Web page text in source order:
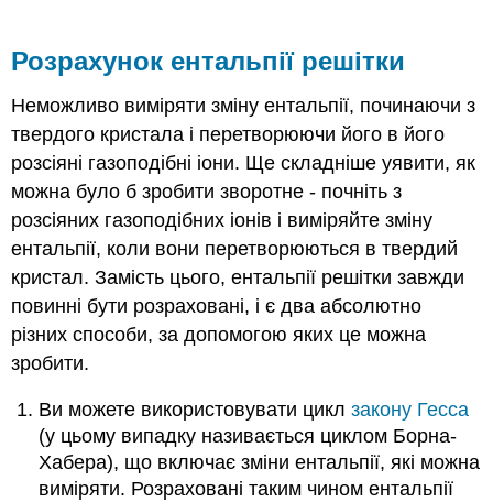
Розрахунок ентальпії решітки
Неможливо виміряти зміну ентальпії, починаючи з
твердого кристала і перетворюючи його в його
розсіяні газоподібні іони. Ще складніше уявити, як
можна було б зробити зворотне - почніть з
розсіяних газоподібних іонів і виміряйте зміну
ентальпії, коли вони перетворюються в твердий
кристал. Замість цього, ентальпії решітки завжди
повинні бути розраховані, і є два абсолютно
різних способи, за допомогою яких це можна
зробити.
Ви можете використовувати циклзакону Гесса
(у цьому випадку називається циклом Борна-
Хабера), що включає зміни ентальпії, які можна
виміряти. Розраховані таким чином ентальпії